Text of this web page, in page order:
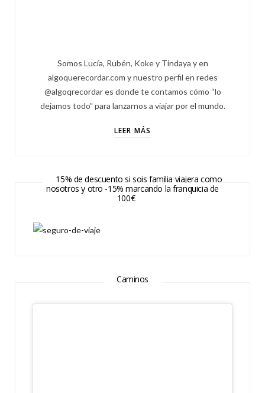
Somos Lucía, Rubén, Koke y Tindaya y en
algoquerecordar.com y nuestro perfil en redes
@algoqrecordar es donde te contamos cómo “lo
dejamos todo” para lanzarnos a viajar por el mundo.
LEER MÁS
15% de descuento si sois familia viajera como
nosotros y otro -15% marcando la franquicia de
100€
Caminos